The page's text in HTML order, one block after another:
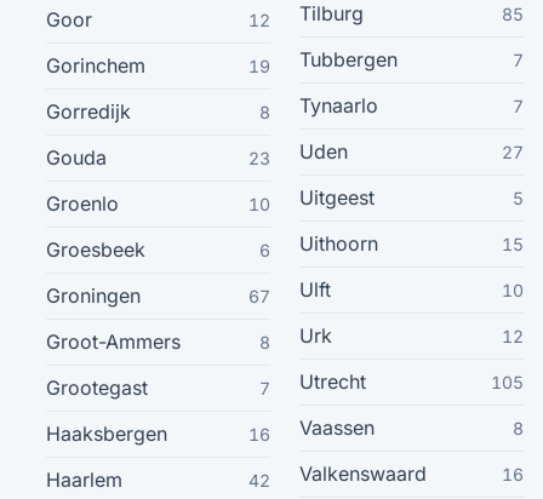
Leiderdorp
Winschoten
Dronten
Kerkrade
Landgraaf
Alblasserdam
Goor 12
Gorinchem 19
Gorredijk 8
Gouda 23
Groenlo 10
Groesbeek 6
Groningen 67
Groot-Ammers 8
Grootegast 7
Haaksbergen 16
Haarlem 42
Tilburg 85
Tubbergen 7
Tynaarlo 7
Uden 27
Uitgeest 5
Uithoorn 15
Ulft 10
Urk 12
Utrecht 105
Vaassen 8
Valkenswaard 16